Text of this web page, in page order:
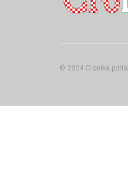
© 2024 Cronika portal